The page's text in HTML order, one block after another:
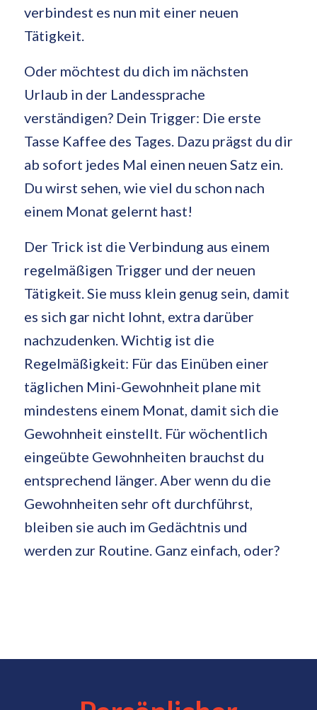
verbindest es nun mit einer neuen
Tätigkeit.
Oder möchtest du dich im nächsten
Urlaub in der Landessprache
verständigen? Dein Trigger: Die erste
Tasse Kaffee des Tages. Dazu prägst du dir
ab sofort jedes Mal einen neuen Satz ein.
Du wirst sehen, wie viel du schon nach
einem Monat gelernt hast!
Der Trick ist die Verbindung aus einem
regelmäßigen Trigger und der neuen
Tätigkeit. Sie muss klein genug sein, damit
es sich gar nicht lohnt, extra darüber
nachzudenken. Wichtig ist die
Regelmäßigkeit: Für das Einüben einer
täglichen Mini-Gewohnheit plane mit
mindestens einem Monat, damit sich die
Gewohnheit einstellt. Für wöchentlich
eingeübte Gewohnheiten brauchst du
entsprechend länger. Aber wenn du die
Gewohnheiten sehr oft durchführst,
bleiben sie auch im Gedächtnis und
werden zur Routine. Ganz einfach, oder?